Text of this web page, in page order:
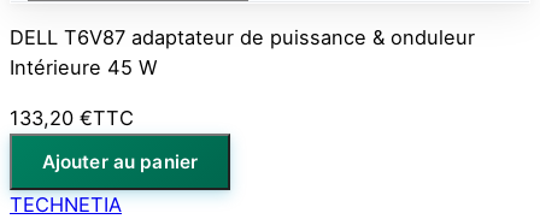
DELL T6V87 adaptateur de puissance & onduleur
Intérieure 45 W
133,20 €TTC
Ajouter au panier
TECHNETIA